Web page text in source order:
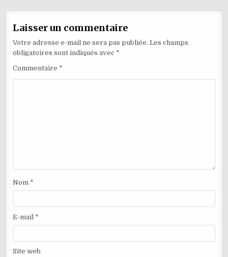
Laisser un commentaire
Votre adresse e-mail ne sera pas publiée. Les champs
obligatoires sont indiqués avec *
Commentaire *
Nom *
E-mail *
Site web